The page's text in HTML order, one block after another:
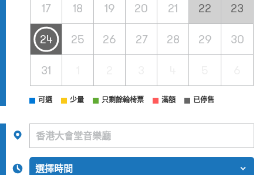
17 18 19 20 21 22 23
24 25 26 27 28 29 30
31
可選 少量 只剩餘輪椅票 滿額 已停售